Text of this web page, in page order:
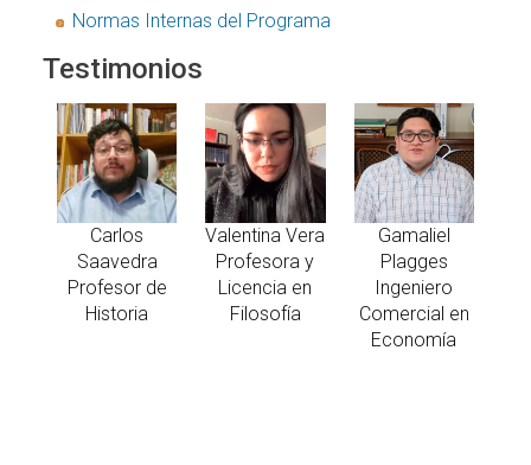
Normas Internas del Programa
Testimonios
Carlos
Saavedra
Profesor de
Historia
Valentina Vera
Profesora y
Licencia en
Filosofía
Gamaliel
Plagges
Ingeniero
Comercial en
Economía